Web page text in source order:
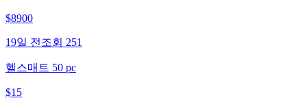
$8900
19일 전 조회 251
헬스매트 50 pc
$15